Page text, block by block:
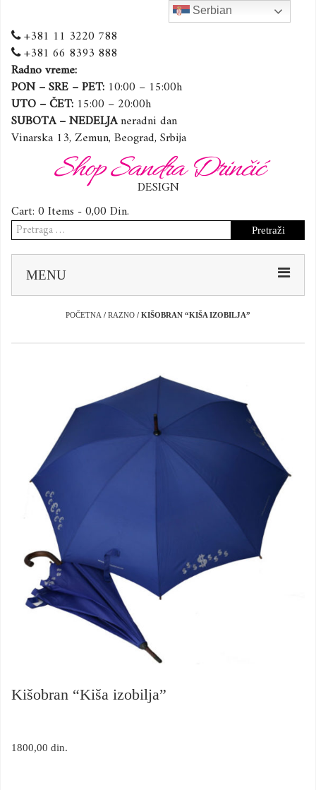
+381 11 3220 788
+381 66 8393 888
Radno vreme:
PON – SRE – PET: 10:00 – 15:00h
UTO – ČET: 15:00 – 20:00h
SUBOTA – NEDELJAneradni dan
Vinarska 13, Zemun, Beograd, Srbija
Shop Sandra Drinčić
DESIGN
Cart: 0 Items -0,00 Din.
Pretraga
za:
MENU
POČETNA / RAZNO / KIŠOBRAN “KIŠA IZOBILJA”
Kišobran “Kiša izobilja”
1800,00 din.
Serbian